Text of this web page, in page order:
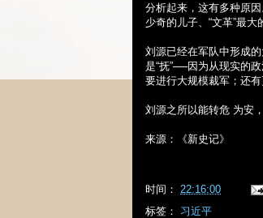
分析起来，这有多种原
少奇的儿子、“文革”最大
刘源已经在军队中形成
是“抚”──因为从现实的
要进行大规模裁军；还
刘源之所以能转危 为安
来源：《新史记》
时间： 22:16:00
标签： 习近平